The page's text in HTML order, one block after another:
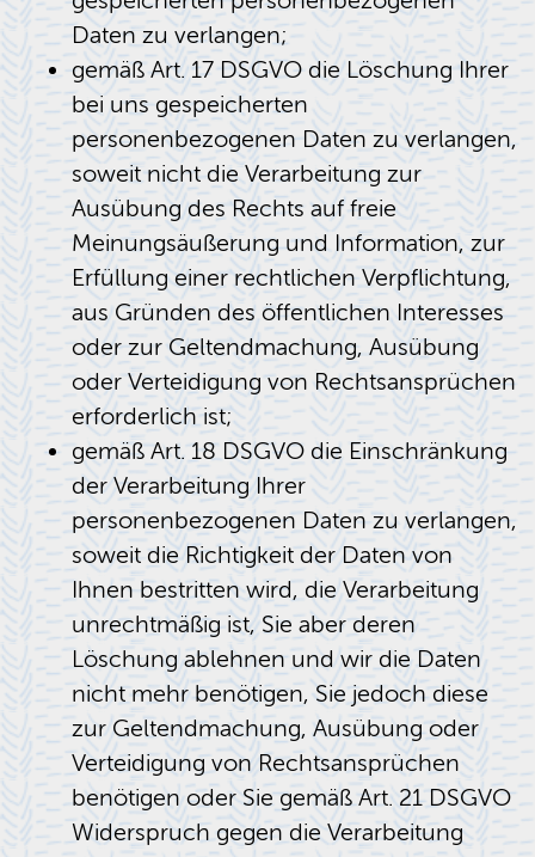
Daten zu verlangen;
gemäß Art. 17 DSGVO die Löschung Ihrer
bei uns gespeicherten
personenbezogenen Daten zu verlangen,
soweit nicht die Verarbeitung zur
Ausübung des Rechts auf freie
Meinungsäußerung und Information, zur
Erfüllung einer rechtlichen Verpflichtung,
aus Gründen des öffentlichen Interesses
oder zur Geltendmachung, Ausübung
oder Verteidigung von Rechtsansprüchen
erforderlich ist;
gemäß Art. 18 DSGVO die Einschränkung
der Verarbeitung Ihrer
personenbezogenen Daten zu verlangen,
soweit die Richtigkeit der Daten von
Ihnen bestritten wird, die Verarbeitung
unrechtmäßig ist, Sie aber deren
Löschung ablehnen und wir die Daten
nicht mehr benötigen, Sie jedoch diese
zur Geltendmachung, Ausübung oder
Verteidigung von Rechtsansprüchen
benötigen oder Sie gemäß Art. 21 DSGVO
Widerspruch gegen die Verarbeitung